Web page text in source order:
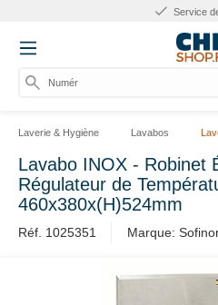
Service
Numéro
Laverie & Hygiène Lavabos
Lavabo INOX - Robinet
Régulateur de
460x380x(H)524mm
Réf. 1025351 Marque: